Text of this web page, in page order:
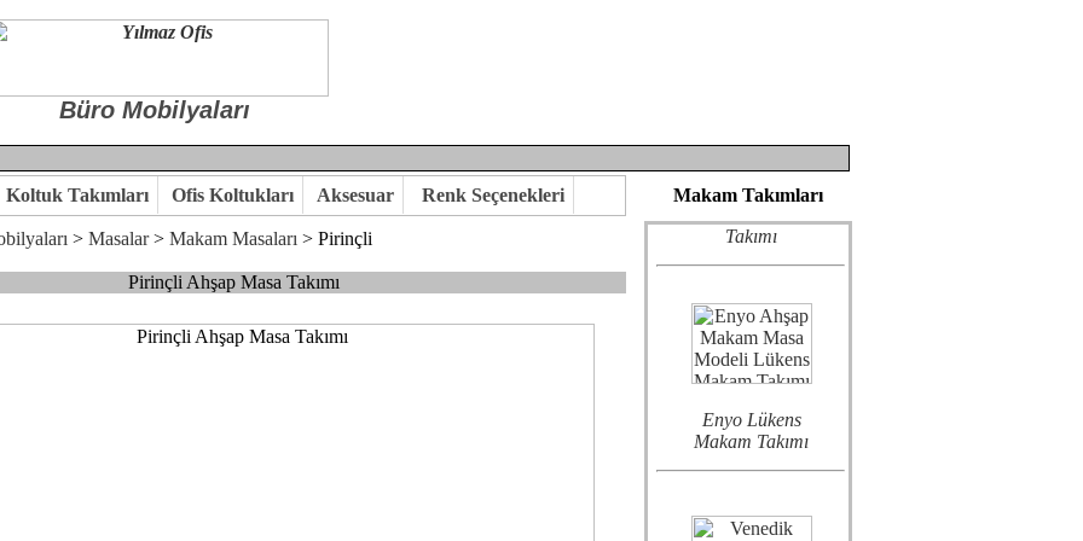
Büro Mobilyaları
kaliteye önem veriyorsanız,ofis mobilya ürünlerimizi incelemenizi öneririz.
ile hayal ettiğiniz özgün ofis ortamına kavuşabilirsiniz.
karar verelim.Büro Mobilya
Koltuk Takımları Ofis Koltukları Aksesuar Renk Seçenekleri Makam Takımları
Semerkand
Lükens Makam
Makam Takımı
> Masalar> Makam Masaları > Pirinçli
Pirinçli Ahşap Masa Takımı